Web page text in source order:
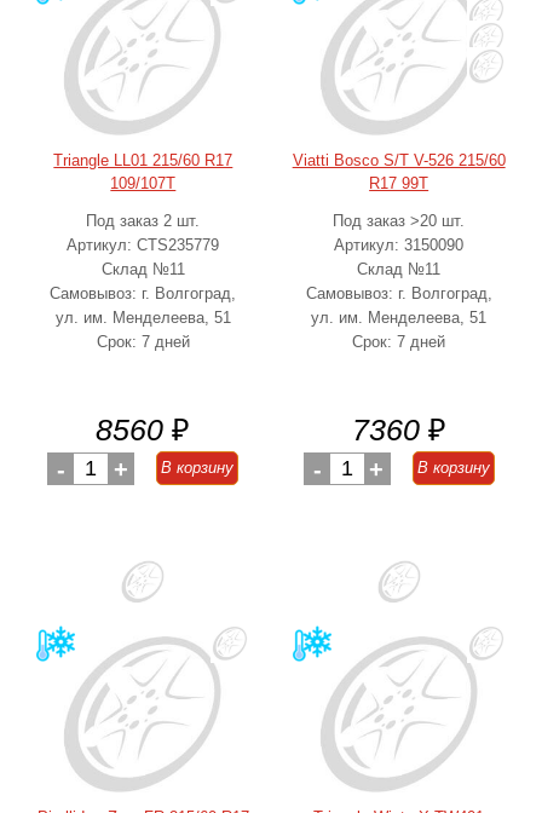
Triangle LL01 215/60 R17
109/107T
Под заказ 2 шт.
Артикул: CTS235779
Склад №11
Самовывоз: г. Волгоград,
ул. им. Менделеева, 51
Срок: 7 дней
8560 ₽
- 1 + В корзину
Viatti Bosco S/T V-526 215/60
R17 99T
Под заказ >20 шт.
Артикул: 3150090
Склад №11
Самовывоз: г. Волгоград,
ул. им. Менделеева, 51
Срок: 7 дней
7360 ₽
- 1 + В корзину